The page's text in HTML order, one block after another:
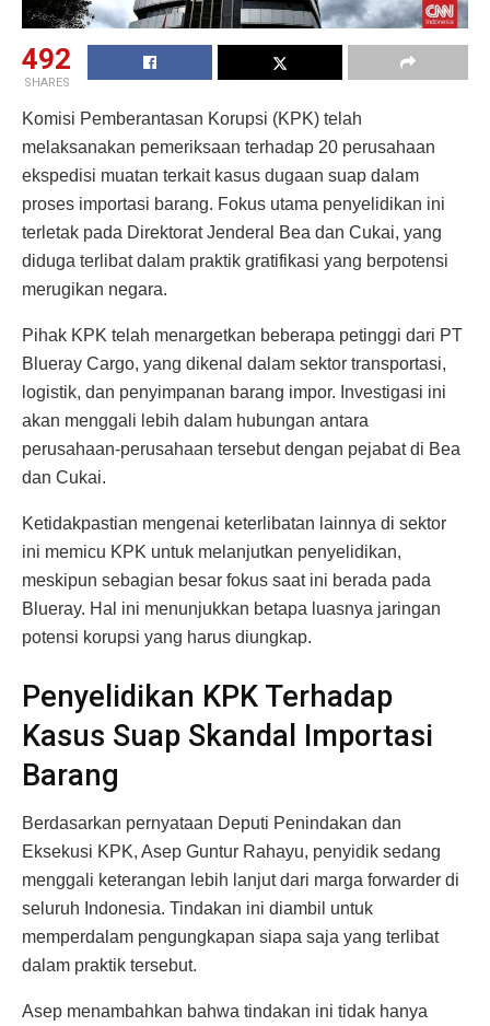
492
SHARES
Komisi Pemberantasan Korupsi (KPK) telah
melaksanakan pemeriksaan terhadap 20 perusahaan
ekspedisi muatan terkait kasus dugaan suap dalam
proses importasi barang. Fokus utama penyelidikan ini
terletak pada Direktorat Jenderal Bea dan Cukai, yang
diduga terlibat dalam praktik gratifikasi yang berpotensi
merugikan negara.
Pihak KPK telah menargetkan beberapa petinggi dari PT
Blueray Cargo, yang dikenal dalam sektor transportasi,
logistik, dan penyimpanan barang impor. Investigasi ini
akan menggali lebih dalam hubungan antara
perusahaan-perusahaan tersebut dengan pejabat di Bea
dan Cukai.
Ketidakpastian mengenai keterlibatan lainnya di sektor
ini memicu KPK untuk melanjutkan penyelidikan,
meskipun sebagian besar fokus saat ini berada pada
Blueray. Hal ini menunjukkan betapa luasnya jaringan
potensi korupsi yang harus diungkap.
Penyelidikan KPK Terhadap
Kasus Suap Skandal Importasi
Barang
Berdasarkan pernyataan Deputi Penindakan dan
Eksekusi KPK, Asep Guntur Rahayu, penyidik sedang
menggali keterangan lebih lanjut dari marga forwarder di
seluruh Indonesia. Tindakan ini diambil untuk
memperdalam pengungkapan siapa saja yang terlibat
dalam praktik tersebut.
Asep menambahkan bahwa tindakan ini tidak hanya